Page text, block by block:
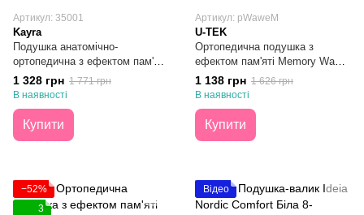
Артикул: 35001
Kayra
Подушка анатомічно-
ортопедична з ефектом пам'яті
Visco Memory Foam 40×60
1 328 грн 1 771 грн
В наявності
Купити
Артикул: pWaweM
U-TEK
Ортопедична подушка з
ефектом пам'яті Memory Wawe
49х32х10,5
1 138 грн 1 626 грн
В наявності
Купити
−52%
3
Відео